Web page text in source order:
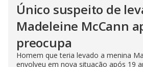
Único suspeito de
Madeleine McCann
preocupa
Homem que teria levado a menina
envolveu em nova situação após 19